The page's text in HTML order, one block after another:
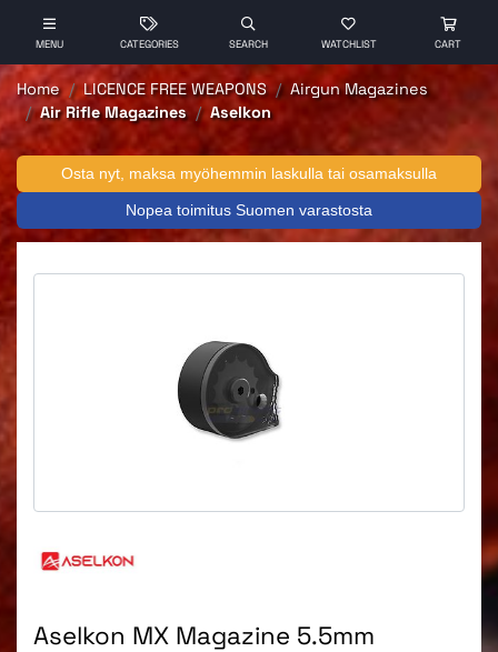
MENU CATEGORIES SEARCH WATCHLIST CART
Home LICENCE FREE WEAPONS
Airgun Magazines
Air Rifle Magazines
Aselkon
Osta nyt, maksa myöhemmin laskulla tai osamaksulla
Nopea toimitus Suomen varastosta
Aselkon MX Magazine 5.5mm